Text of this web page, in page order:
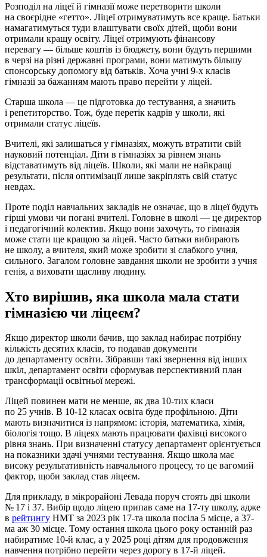
Розподіл на ліцеї й гімназії може перетворити школи
на своєрідне «гетто». Ліцеї отримуватимуть все краще. Батьки
намагатимуться туди влаштувати своїх дітей, щоби вони
отримали кращу освіту. Ліцеї отримують фінансову
перевагу — більше коштів із бюджету, вони будуть першими
в черзі на різні державні програми, вони матимуть більшу
спонсорську допомогу від батьків. Хоча учні 9-х класів
гімназії за бажанням мають право перейти у ліцей.
Старша школа — це підготовка до тестування, а значить
і репетиторство. Тож, буде перетік кадрів у школи, які
отримали статус ліцеїв.
Вчителі, які залишаться у гімназіях, можуть втратити свій
науковий потенціал. Діти в гімназіях за рівнем знань
відставатимуть від ліцеїв. Школи, які мали не найкращі
результати, після оптимізації лише закріплять свій статус
невдах.
Проте поділ навчальних закладів не означає, що в ліцеї будуть
гірші умови чи погані вчителі. Головне в школі — це директор
і педагогічний колектив. Якщо вони захочуть, то гімназія
може стати ще кращою за ліцей. Часто батьки вибирають
не школу, а вчителя, який може зробити зі слабкого учня,
сильного. Загалом головне завдання школи не зробити з учня
генія, а виховати щасливу людину.
Хто вирішив, яка школа мала стати
гімназією чи ліцеєм?
Якщо директор школи бачив, що заклад набирає потрібну
кількість десятих класів, то подавав документи
до департаменту освіти. Зібравши такі звернення від інших
шкіл, департамент освіти сформував перспективний план
трансформації освітньої мережі.
Ліцей повинен мати не менше, як два 10-тих класи
по 25 учнів. В 10-12 класах освіта буде профільною. Діти
мають визначитися із напрямом: історія, математика, хімія,
біологія тощо. В ліцеях мають працювати фахівці високого
рівня знань. При визначенні статусу департамент орієнтується
на показники здачі учнями тестування. Якщо школа має
високу результативність навчального процесу, то це вагомий
фактор, щоби заклад став ліцеєм.
Для прикладу, в мікрорайоні Левада поруч стоять дві школи
№ 17 і 37. Вибір щодо ліцею припав саме на 17-ту школу, адже
в рейтингу НМТ за 2023 рік 17-та школа посіла 5 місце, а 37-
ма аж 30 місце. Тому остання школа цього року останній раз
набиратиме 10-й клас, а у 2025 році дітям для продовження
навчення потрібно перейти через дорогу в 17-й ліцей.